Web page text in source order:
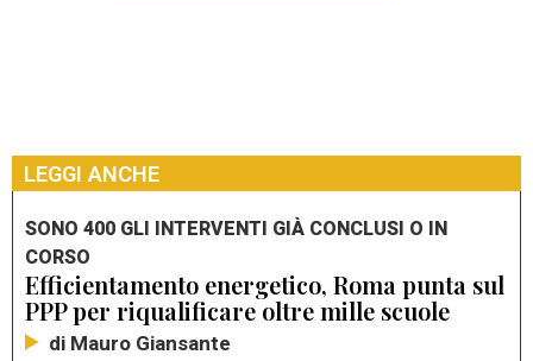
LEGGI ANCHE
SONO 400 GLI INTERVENTI GIÀ CONCLUSI O IN
CORSO
Efficientamento energetico, Roma punta sul
PPP per riqualificare oltre mille scuole
di Mauro Giansante